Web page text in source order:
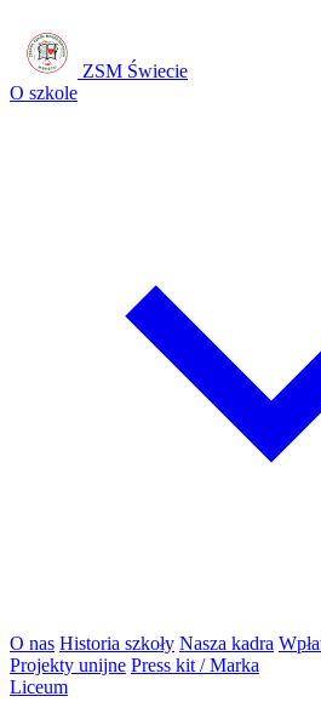
ZSM Świecie
O szkole
O nas Historia szkoły Nasza kadra
Projekty unijne Press kit / Marka
Liceum